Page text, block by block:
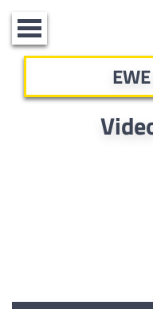
Toggle
navigation